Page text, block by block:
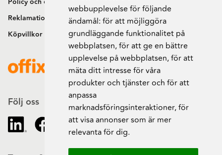
webbupplevelse för följande
ändamål: för att möjliggöra
grundläggande funktionalitet på
webbplatsen,för att ge en bättre
upplevelse på webbplatsen,för att
mäta ditt intresse för våra
produkter och tjänster och för att
anpassa
marknadsföringsinteraktioner,för
att visa annonser som är mer
relevanta för dig.
Reklamation och retur
Köpvillkor
Följ oss